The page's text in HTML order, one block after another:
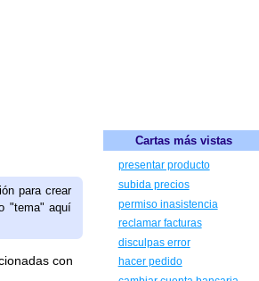
para crear
"tema" aquí
con
Cartas más vistas
presentar producto
subida precios
permiso inasistencia
reclamar facturas
disculpas error
hacer pedido